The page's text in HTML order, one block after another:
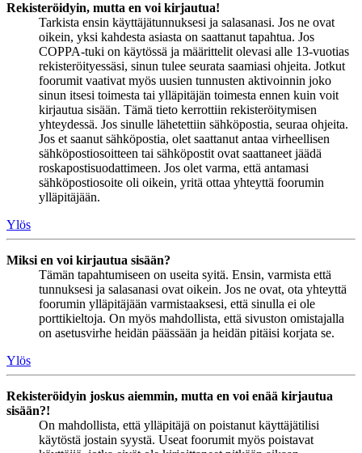
Rekisteröidyin, mutta en voi kirjautua!
Tarkista ensin käyttäjätunnuksesi ja salasanasi. Jos ne ovat
oikein, yksi kahdesta asiasta on saattanut tapahtua. Jos
COPPA-tuki on käytössä ja määrittelit olevasi alle 13-vuotias
rekisteröityessäsi, sinun tulee seurata saamiasi ohjeita. Jotkut
foorumit vaativat myös uusien tunnusten aktivoinnin joko
sinun itsesi toimesta tai ylläpitäjän toimesta ennen kuin voit
kirjautua sisään. Tämä tieto kerrottiin rekisteröitymisen
yhteydessä. Jos sinulle lähetettiin sähköpostia, seuraa ohjeita.
Jos et saanut sähköpostia, olet saattanut antaa virheellisen
sähköpostiosoitteen tai sähköpostit ovat saattaneet jäädä
roskapostisuodattimeen. Jos olet varma, että antamasi
sähköpostiosoite oli oikein, yritä ottaa yhteyttä foorumin
ylläpitäjään.
Ylös
Miksi en voi kirjautua sisään?
Tämän tapahtumiseen on useita syitä. Ensin, varmista että
tunnuksesi ja salasanasi ovat oikein. Jos ne ovat, ota yhteyttä
foorumin ylläpitäjään varmistaaksesi, että sinulla ei ole
porttikieltoja. On myös mahdollista, että sivuston omistajalla
on asetusvirhe heidän päässään ja heidän pitäisi korjata se.
Ylös
Rekisteröidyin joskus aiemmin, mutta en voi enää kirjautua
sisään?!
On mahdollista, että ylläpitäjä on poistanut käyttäjätilisi
käytöstä jostain syystä. Useat foorumit myös poistavat